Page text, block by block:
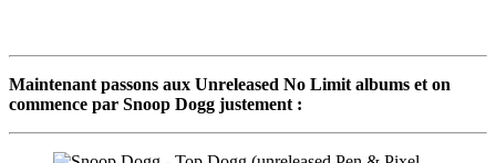
Maintenant passons aux Unreleased No Limit albums et on
commence par Snoop Dogg justement :